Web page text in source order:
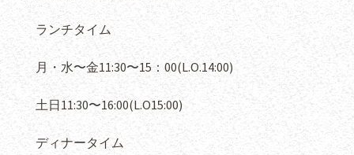
ランチタイム
月・水〜金11:30〜15 ： 00(L.O.14:00)
土日11:30〜16:00(L.O15:00)
ディナータイム